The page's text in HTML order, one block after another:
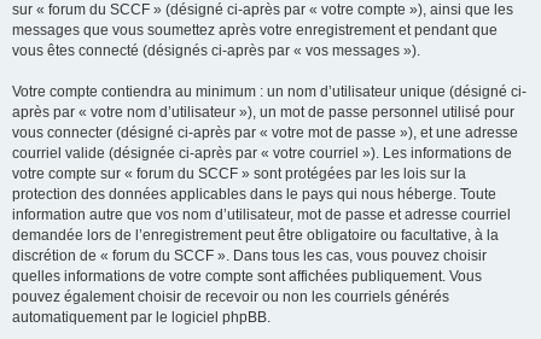
sur « forum du SCCF » (désigné ci-après par « votre compte »), ainsi que les
messages que vous soumettez après votre enregistrement et pendant que
vous êtes connecté (désignés ci-après par « vos messages »).
Votre compte contiendra au minimum : un nom d’utilisateur unique (désigné ci-
après par « votre nom d’utilisateur »), un mot de passe personnel utilisé pour
vous connecter (désigné ci-après par « votre mot de passe »), et une adresse
courriel valide (désignée ci-après par « votre courriel »). Les informations de
votre compte sur « forum du SCCF » sont protégées par les lois sur la
protection des données applicables dans le pays qui nous héberge. Toute
information autre que vos nom d’utilisateur, mot de passe et adresse courriel
demandée lors de l’enregistrement peut être obligatoire ou facultative, à la
discrétion de « forum du SCCF ». Dans tous les cas, vous pouvez choisir
quelles informations de votre compte sont affichées publiquement. Vous
pouvez également choisir de recevoir ou non les courriels générés
automatiquement par le logiciel phpBB.